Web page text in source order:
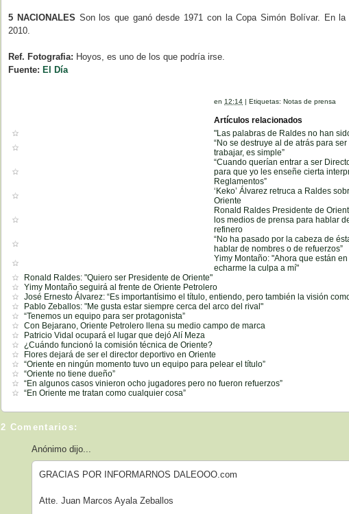
5 NACIONALES Son los que ganó desde 1971 con la Copa Simón Bolívar. En
2010.
Ref. Fotografia: Hoyos, es uno de los que podría irse.
Fuente: El Día
en 12:14 |Etiquetas:Notas de prensa
Artículos relacionados
"Las palabras de Raldes no han
“No se destruye al de atrás para
trabajar, es simple”
“Cuando querían entrar a ser
para que yo les enseñe cierta
Reglamentos”
‘Keko’ Álvarez retruca a Raldes
Oriente
Ronald Raldes Presidente de
los medios de prensa para hablar
refinero
“No ha pasado por la cabeza de
hablar de nombres o de refuerzos”
Yimy Montaño: "Ahora que están
echarme la culpa a mí"
Ronald Raldes: "Quiero ser Presidente de Oriente"
Yimy Montaño seguirá al frente de Oriente Petrolero
José Ernesto Álvarez: “Es importantísimo el título, entiendo, pero también la visión
Pablo Zeballos: "Me gusta estar siempre cerca del arco del rival"
“Tenemos un equipo para ser protagonista”
Con Bejarano, Oriente Petrolero llena su medio campo de marca
Patricio Vidal ocupará el lugar que dejó Alí Meza
¿Cuándo funcionó la comisión técnica de Oriente?
Flores dejará de ser el director deportivo en Oriente
“Oriente en ningún momento tuvo un equipo para pelear el título”
“Oriente no tiene dueño”
“En algunos casos vinieron ocho jugadores pero no fueron refuerzos”
“En Oriente me tratan como cualquier cosa”
2 Comentarios:
Anónimo dijo...
GRACIAS POR INFORMARNOS DALEOOO.com
Atte. Juan Marcos Ayala Zeballos